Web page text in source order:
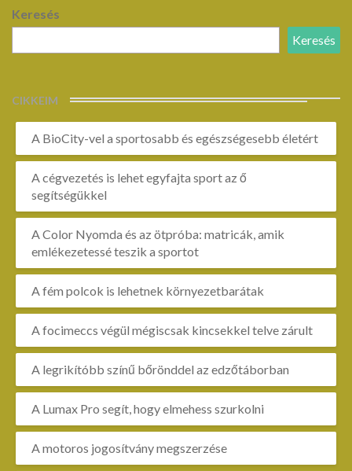
Keresés
Keresés
CIKKEIM
A BioCity-vel a sportosabb és egészségesebb életért
A cégvezetés is lehet egyfajta sport az ő
segítségükkel
A Color Nyomda és az ötpróba: matricák, amik
emlékezetessé teszik a sportot
A fém polcok is lehetnek környezetbarátak
A focimeccs végül mégiscsak kincsekkel telve zárult
A legrikítóbb színű bőrönddel az edzőtáborban
A Lumax Pro segít, hogy elmehess szurkolni
A motoros jogosítvány megszerzése